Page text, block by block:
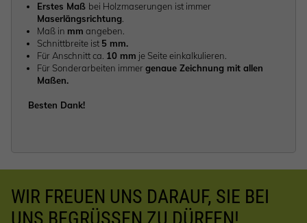
Erstes Maß bei Holzmaserungen ist immer
Maserlängsrichtung.
Maß in mm angeben.
Schnittbreite ist 5 mm.
Für Anschnitt ca. 10 mm je Seite einkalkulieren.
Für Sonderarbeiten immergenaue Zeichnung mit allen
Maßen.
Besten Dank!
WIR FREUEN UNS DARAUF, SIE BEI